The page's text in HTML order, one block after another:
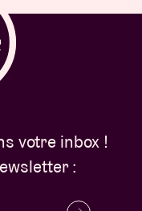
votre inbox !
: